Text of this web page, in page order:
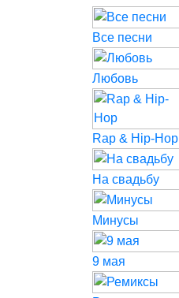
Все песни
Любовь
Rap & Hip-Hop
На свадьбу
Минусы
9 мая